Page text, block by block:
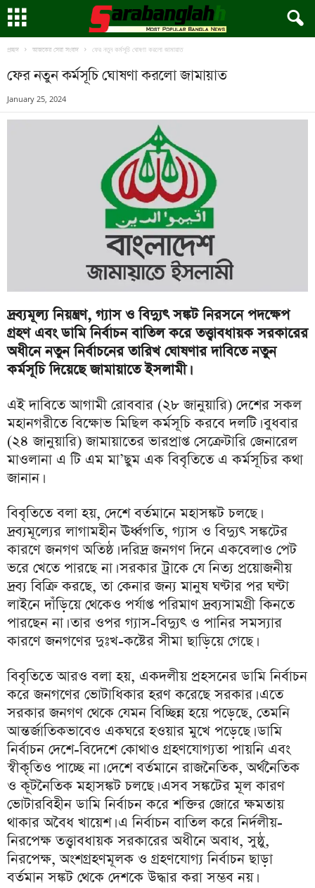
প্রচ্ছদ আজকের সেরা সংবাদ ফের নতুন কর্মসূচি ঘোষণা করলো জামায়াত
ফের নতুন কর্মসূচি ঘোষণা করলো জামায়াত
January 25, 2024
দ্রব্যমূল্য নিয়ন্ত্রণ, গ্যাস ও বিদ্যুৎ সঙ্কট নিরসনে পদক্ষেপ
গ্রহণ এবং ডামি নির্বাচন বাতিল করে তত্ত্বাবধায়ক সরকারের
অধীনে নতুন নির্বাচনের তারিখ ঘোষণার দাবিতে নতুন
কর্মসূচি দিয়েছে জামায়াতে ইসলামী।
এই দাবিতে আগামী রোববার (২৮ জানুয়ারি) দেশের সকল
মহানগরীতে বিক্ষোভ মিছিল কর্মসূচি করবে দলটি। বুধবার
(২৪ জানুয়ারি) জামায়াতের ভারপ্রাপ্ত সেক্রেটারি জেনারেল
মাওলানা এ টি এম মা’ছুম এক বিবৃতিতে এ কর্মসূচির কথা
জানান।
বিবৃতিতে বলা হয়, দেশে বর্তমানে মহাসঙ্কট চলছে।
দ্রব্যমূল্যের লাগামহীন ঊর্ধ্বগতি, গ্যাস ও বিদ্যুৎ সঙ্কটের
কারণে জনগণ অতিষ্ঠ। দরিদ্র জনগণ দিনে একবেলাও পেট
ভরে খেতে পারছে না। সরকার ট্রাকে যে নিত্য প্রয়োজনীয়
দ্রব্য বিক্রি করছে, তা কেনার জন্য মানুষ ঘণ্টার পর ঘণ্টা
লাইনে দাঁড়িয়ে থেকেও পর্যাপ্ত পরিমাণ দ্রব্যসামগ্রী কিনতে
পারছেন না। তার ওপর গ্যাস-বিদ্যুৎ ও পানির সমস্যার
কারণে জনগণের দুঃখ-কষ্টের সীমা ছাড়িয়ে গেছে।
বিবৃতিতে আরও বলা হয়, একদলীয় প্রহসনের ডামি নির্বাচন
করে জনগণের ভোটাধিকার হরণ করেছে সরকার। এতে
সরকার জনগণ থেকে যেমন বিচ্ছিন্ন হয়ে পড়েছে, তেমনি
আন্তর্জাতিকভাবেও একঘরে হওয়ার মুখে পড়েছে। ডামি
নির্বাচন দেশে-বিদেশে কোথাও গ্রহণযোগ্যতা পায়নি এবং
স্বীকৃতিও পাচ্ছে না। দেশে বর্তমানে রাজনৈতিক, অর্থনৈতিক
ও কূটনৈতিক মহাসঙ্কট চলছে। এসব সঙ্কটের মূল কারণ
ভোটারবিহীন ডামি নির্বাচন করে শক্তির জোরে ক্ষমতায়
থাকার অবৈধ খায়েশ। এ নির্বাচন বাতিল করে নির্দলীয়-
নিরপেক্ষ তত্ত্বাবধায়ক সরকারের অধীনে অবাধ, সুষ্ঠু,
নিরপেক্ষ, অংশগ্রহণমূলক ও গ্রহণযোগ্য নির্বাচন ছাড়া
বর্তমান সঙ্কট থেকে দেশকে উদ্ধার করা সম্ভব নয়।